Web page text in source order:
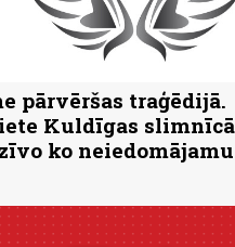
pārvēršas traģēdijā.
Kuldīgas slimnīcā
ko neiedomājamu